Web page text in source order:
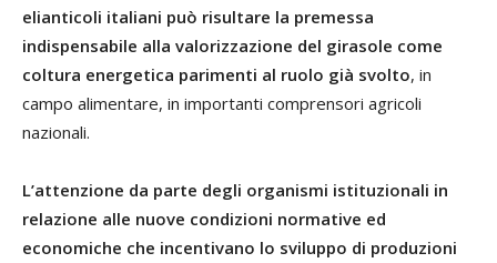
elianticoli italiani può risultare la premessa
indispensabile alla valorizzazione del girasole come
coltura energetica parimenti al ruolo già svolto, in
campo alimentare, in importanti comprensori agricoli
nazionali.
L’attenzione da parte degli organismi istituzionali in
relazione alle nuove condizioni normative ed
economiche che incentivano lo sviluppo di produzioni